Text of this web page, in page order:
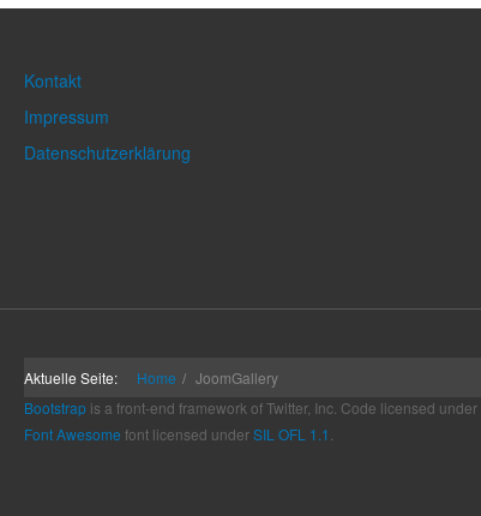
Kontakt
Impressum
Datenschutzerklärung
Aktuelle Seite: Home
JoomGallery
Bootstrap is a front-end framework of Twitter, Inc. Code licensed under
Font Awesome font licensed underSIL OFL 1.1